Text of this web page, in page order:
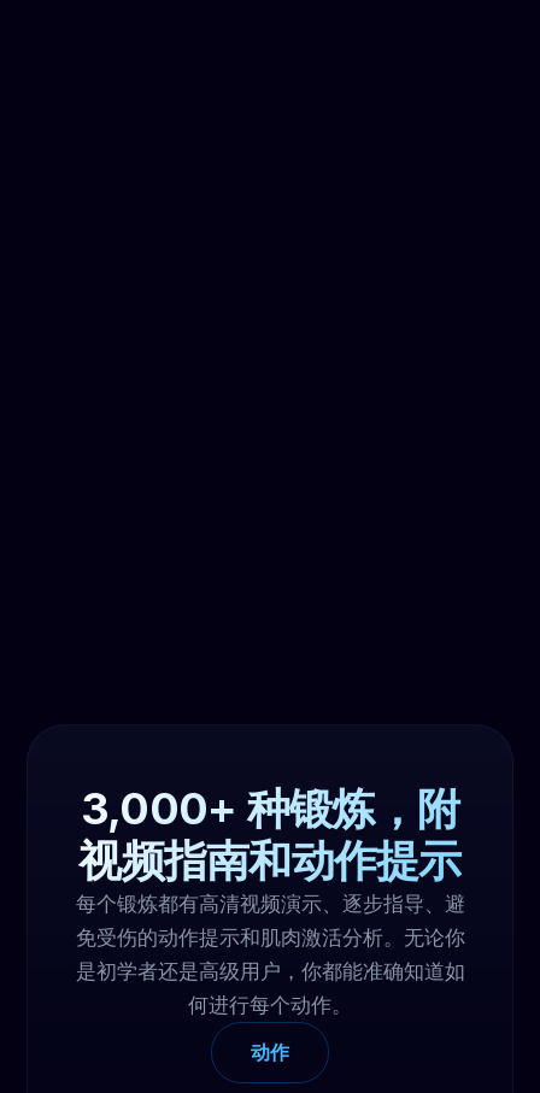
3,000+ 种锻炼，附
视频指南和动作提示
每个锻炼都有高清视频演示、逐步指导、避
免受伤的动作提示和肌肉激活分析。无论你
是初学者还是高级用户，你都能准确知道如
何进行每个动作。
动作